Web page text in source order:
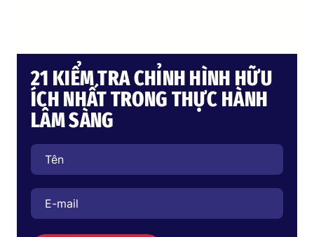
21 KIỂM TRA CHỈNH HÌNH HỮU
ÍCH NHẤT TRONG THỰC HÀNH
LÂM SÀNG